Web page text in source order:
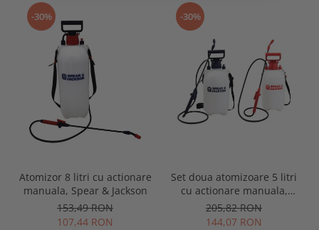
-30%
Atomizor 8 litri cu actionare
manuala, Spear & Jackson
153,49 RON
107,44 RON
-30%
Set doua atomizoare 5 litri
cu actionare manuala,
Spear & Jackson
205,82 RON
144,07 RON